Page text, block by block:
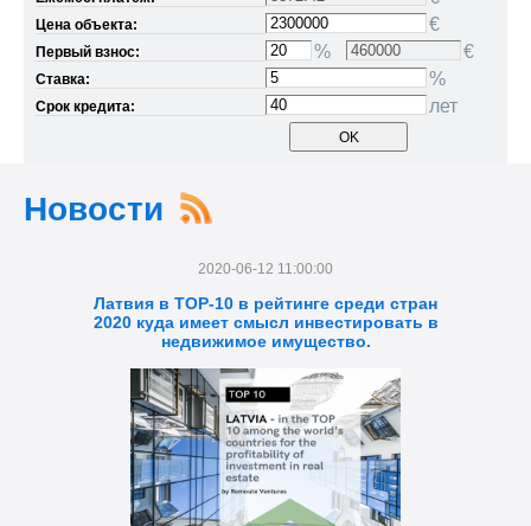
Цена объекта:
Первый взнос:
Ставка:
Срок кредита:
€
%
€
%
лет
Новости
2020-06-12 11:00:00
Латвия в TOP-10 в рейтинге среди стран
2020 куда имеет смысл инвестировать в
недвижимое имущество.